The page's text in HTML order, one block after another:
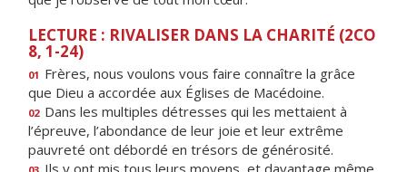
LECTURE : RIVALISER DANS LA CHARITÉ (2CO
8, 1-24)
01 Frères, nous voulons vous faire connaître la grâce
que Dieu a accordée aux Églises de Macédoine.
02 Dans les multiples détresses qui les mettaient à
l’épreuve, l’abondance de leur joie et leur extrême
pauvreté ont débordé en trésors de générosité.
Ils y ont mis tous leurs moyens, et davantage même,